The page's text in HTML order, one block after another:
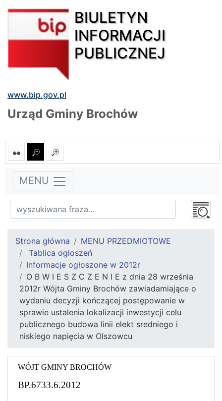
BIULETYN
INFORMACJI
PUBLICZNEJ
www.bip.gov.pl
Urząd Gminy Brochów
MENU
Strona główna
MENU PRZEDMIOTOWE
Tablica ogloszeń
Informacje ogłoszone w 2012r
O B W I E S Z C Z E N I E z dnia 28 września
2012r Wójta Gminy Brochów zawiadamiające o
wydaniu decyzji kończącej postępowanie w
sprawie ustalenia lokalizacji inwestycji celu
publicznego budowa linii elekt sredniego i
niskiego napięcia w Olszowcu
WÓJT GMINY BROCHÓW
BP.6733.6.2012